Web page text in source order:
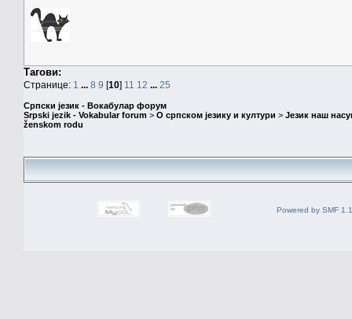
Тагови:
Странице: 1 ... 8 9 [10] 11 12 ... 25
Српски језик - Вокабулар форум
Srpski jezik - Vokabular forum > О српском језику и култури > Језик наш
ženskom rodu
Powered by SMF